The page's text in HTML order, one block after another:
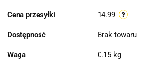
Cena przesyłki 14.99
Dostępność Brak towaru
Waga 0.15 kg